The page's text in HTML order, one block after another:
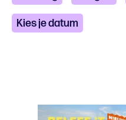
Kies je datum